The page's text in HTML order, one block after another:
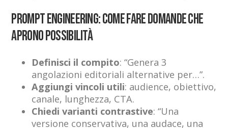
Prompt engineering: come fare domande che
aprono possibilità
Definisci il compito: “Genera 3
angolazioni editoriali alternative per…”.
Aggiungi vincoli utili: audience, obiettivo,
canale, lunghezza, CTA.
Chiedi varianti contrastive: “Una
versione conservativa, una audace, una